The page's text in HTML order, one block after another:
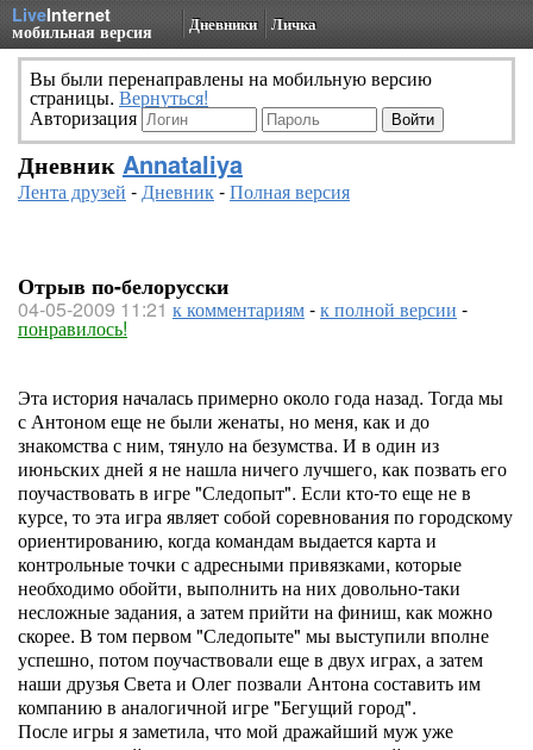
LiveInternet
мобильная версия Дневники Личка
Вы были перенаправлены на мобильную версию
страницы. Вернуться!
Авторизация
Дневник Annataliya
Лента друзей -Дневник-Полная версия
Отрыв по-белорусски
04-05-2009 11:21 к комментариям-к полной версии -
понравилось!
Эта история началась примерно около года назад. Тогда мы
с Антоном еще не были женаты, но меня, как и до
знакомства с ним, тянуло на безумства. И в один из
июньских дней я не нашла ничего лучшего, как позвать его
поучаствовать в игре "Следопыт". Если кто-то еще не в
курсе, то эта игра являет собой соревнования по городскому
ориентированию, когда командам выдается карта и
контрольные точки с адресными привязками, которые
необходимо обойти, выполнить на них довольно-таки
несложные задания, а затем прийти на финиш, как можно
скорее. В том первом "Следопыте" мы выступили вполне
успешно, потом поучаствовали еще в двух играх, а затем
наши друзья Света и Олег позвали Антона составить им
компанию в аналогичной игре "Бегущий город".
После игры я заметила, что мой дражайший муж уже